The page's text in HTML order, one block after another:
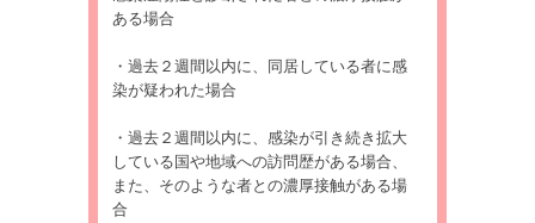
ある場合
・過去２週間以内に、同居している者に感
染が疑われた場合
・過去２週間以内に、感染が引き続き拡大
している国や地域への訪問歴がある場合、
また、そのような者との濃厚接触がある場
合